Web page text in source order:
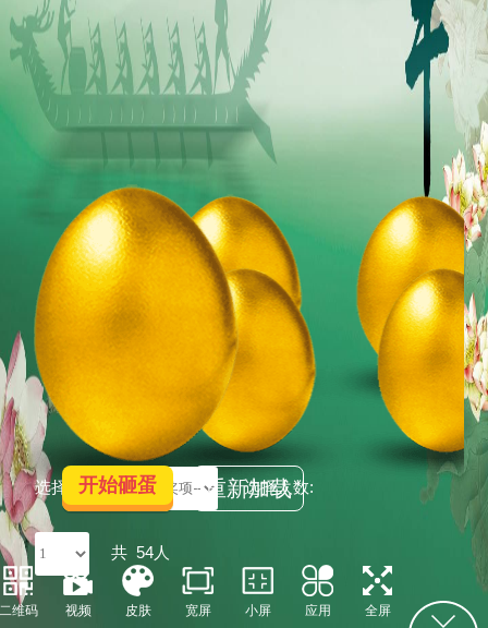
选择奖项: 选择人数:
共54人
开始砸蛋 重新加载
维码 视频 皮肤 宽屏 小屏 应用 全屏